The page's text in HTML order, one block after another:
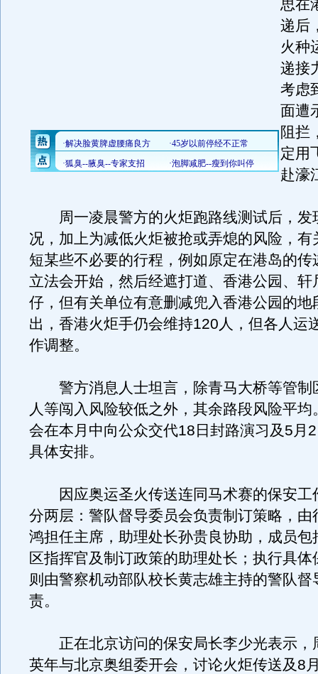
思在
递后
火种
递接
考虑
面遭
阻拦
定用
赴濠
周一凌晨警方的火炬跑路线测试后，发
况，加上为减低火炬被抢或弄熄的风险，有
短某些不必要的行程，例如原定在港岛的传
立法会开始，然后经遮打道、香港公园、轩
仔，但有关单位有意删减兜入香港公园的地
出，香港火炬手仍会维持120人，但各人运
作调整。
警方消息人士坦言，除青马大桥等管制
人等闯入风险较低之外，其余路段风险平均
会在本月中向公众交代18日封路演习及5月
具体安排。
因应奥运圣火传送连同马术赛的保安工
分两层：警队督导委员会负责制订策略，由
鸿担任主席，助理处长孙贵良协助，成员包
区指挥官及制订政策的助理处长；执行具体
则由警察机动部队校长黄志雄主持的警队督
责。
正在北京访问的保安局长李少光表示，
英年与北京奥组委开会，讨论火炬传送及8